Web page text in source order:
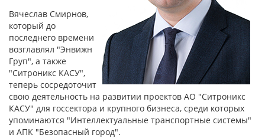
Вячеслав Смирнов,
который до
последнего времени
возглавлял "Энвижн
Груп", а также
"Ситроникс КАСУ",
теперь сосредоточит
свою деятельность на развитии проектов АО "Ситроникс
КАСУ" для госсектора и крупного бизнеса, среди которых
упоминаются "Интеллектуальные транспортные системы"
и АПК "Безопасный город".